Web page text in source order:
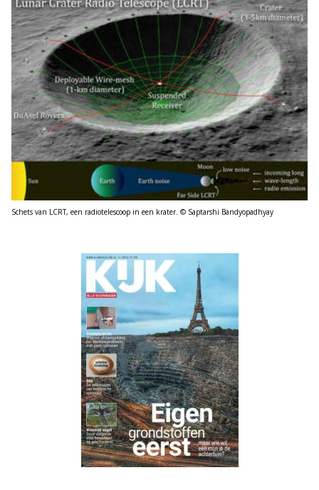
Schets van LCRT, een radiotelescoop in een krater. © Saptarshi Bandyopadhyay